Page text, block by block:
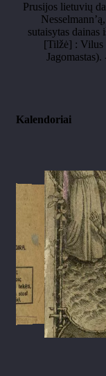
Prusijos lietuvių
sutaisytas
[Tilžė] : Vilus
Kalendoriai